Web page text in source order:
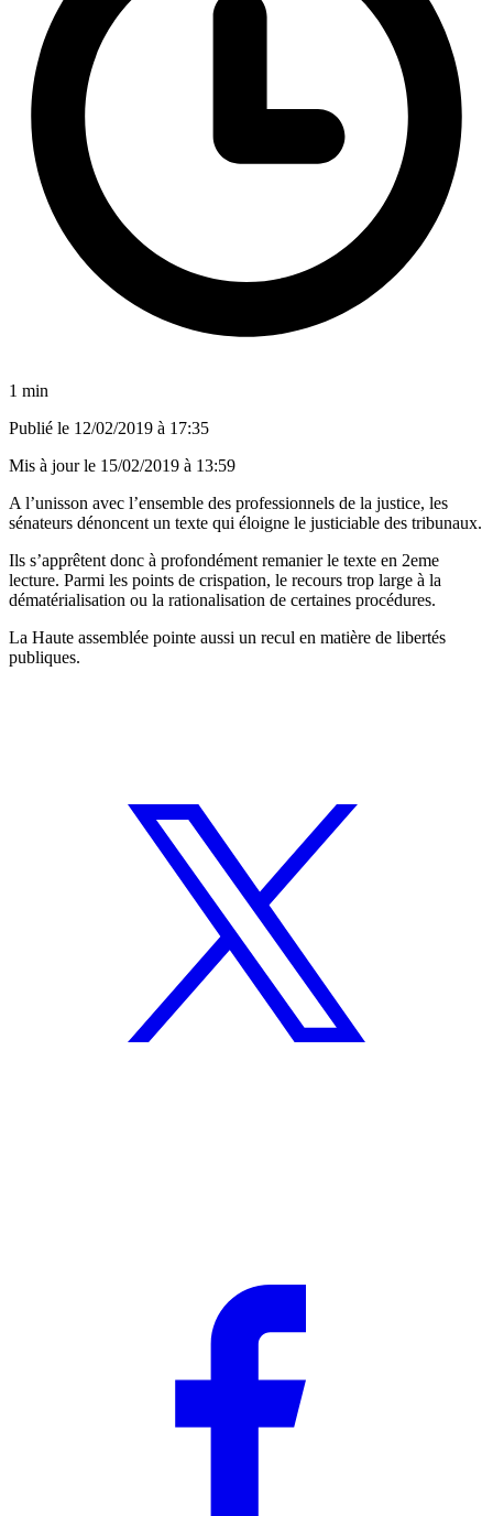
1 min
Publié le 12/02/2019 à 17:35
Mis à jour le 15/02/2019 à 13:59
A l’unisson avec l’ensemble des professionnels de la justice, les
sénateurs dénoncent un texte qui éloigne le justiciable des tribunaux.
Ils s’apprêtent donc à profondément remanier le texte en 2eme
lecture. Parmi les points de crispation, le recours trop large à la
dématérialisation ou la rationalisation de certaines procédures.
La Haute assemblée pointe aussi un recul en matière de libertés
publiques.